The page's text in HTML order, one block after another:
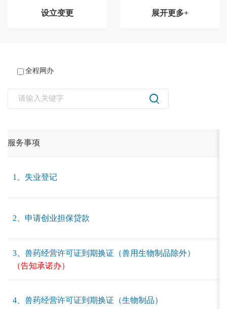
设立变更 展开更多+
全程网办